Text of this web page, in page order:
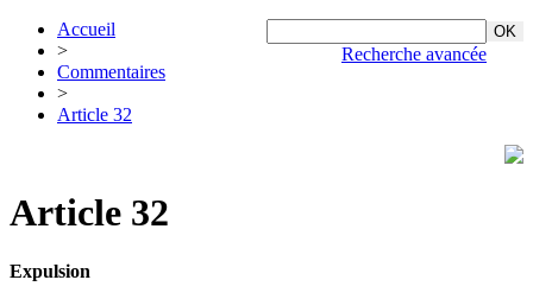
Recherche avancée
Accueil
>
Commentaires
>
Article 32
Article 32
Expulsion